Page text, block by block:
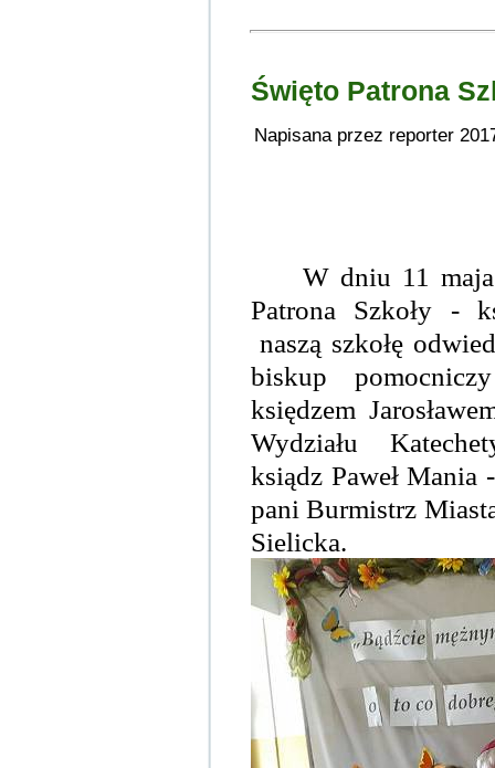
Święto Patrona
Napisana przez reporter
W dniu 11
Patrona Szkoły -
naszą szkołę
biskup
księdzem
Wydziału
ksiądz Paweł Mania
pani Burmistrz
Sielicka.